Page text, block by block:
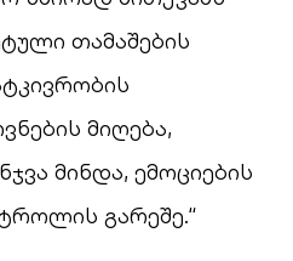
თამაშების
მიღება,
მინდა, ემოციების
გარეშე.“